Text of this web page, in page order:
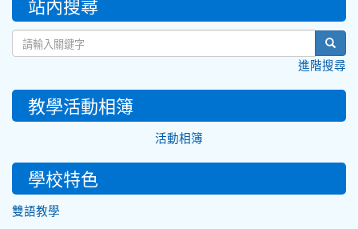
站內搜尋
進階搜尋
教學活動相簿
活動相簿
學校特色
雙語教學